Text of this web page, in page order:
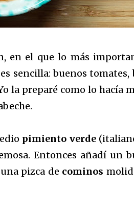
en el que lo más
sencilla: buenos
la preparé como lo hacía
pimiento verde
Entonces añadí un
pizca de cominos